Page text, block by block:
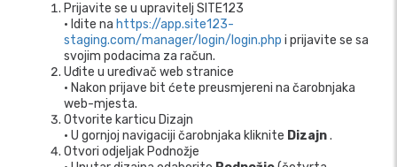
Prijavite se u upravitelj SITE123
• Idite na https://app.site123-
staging.com/manager/login/login.php i prijavite se sa
svojim podacima za račun.
Uđite u uređivač web stranice
• Nakon prijave bit ćete preusmjereni na čarobnjaka
web-mjesta.
Otvorite karticu Dizajn
• U gornjoj navigaciji čarobnjaka kliknite Dizajn.
Otvori odjeljak Podnožje